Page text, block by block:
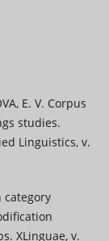
E. V. Corpus
studies.
Linguistics, v.
category
XLinguae, v.